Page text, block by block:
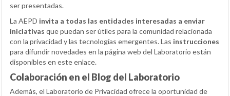
ser presentadas.
La AEPD invita a todas las entidades interesadas a enviar
iniciativas que puedan ser útiles para la comunidad relacionada
con la privacidad y las tecnologías emergentes. Las instrucciones
para difundir novedades en la página web del Laboratorio están
disponibles en este enlace.
Colaboración en el Blog del Laboratorio
Además, el Laboratorio de Privacidad ofrece la oportunidad de